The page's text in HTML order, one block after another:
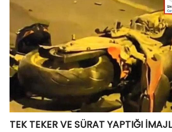
TEK TEKER VE SÜRAT YAPTIĞI